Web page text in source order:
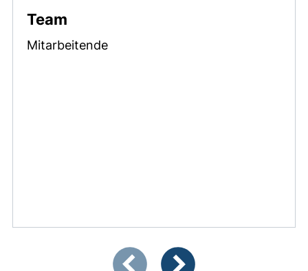
Team
Mitarbeitende
Zeigt Folie 1 von 4